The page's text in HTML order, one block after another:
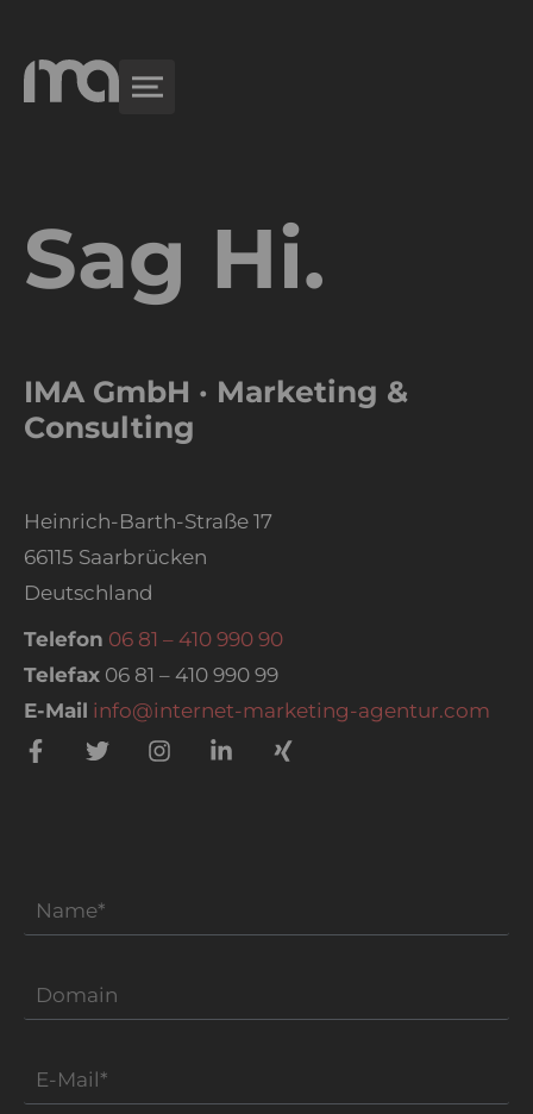
Sag Hi.
IMA GmbH · Marketing &
Consulting
Heinrich-Barth-Straße 17
66115 Saarbrücken
Deutschland
Telefon 06 81 – 410 990 90
Telefax 06 81 – 410 990 99
E-Mail info@internet-marketing-agentur.com